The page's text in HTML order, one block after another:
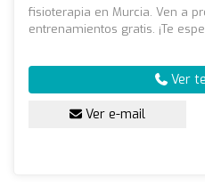
fisioterapia en Murcia. Ven a
entrenamientos gratis. ¡Te
Ver
Ver e-mail